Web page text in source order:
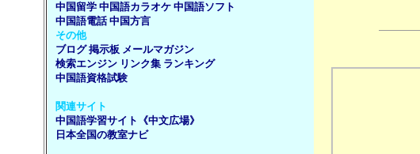
中国留学 中国語カラオケ 中国語ソフト
中国語電話 中国方言
その他
ブログ 掲示板 メールマガジン
検索エンジン リンク集 ランキング
中国語資格試験
関連サイト
中国語学習サイト《中文広場》
日本全国の教室ナビ